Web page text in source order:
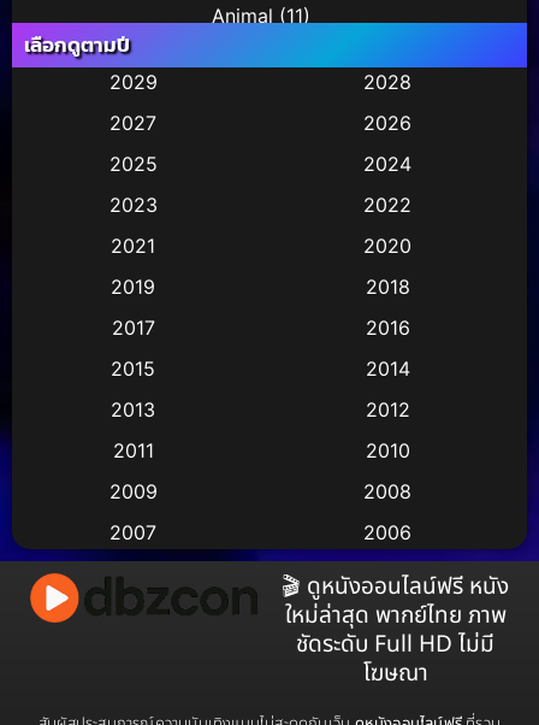
Animal (11)
Animation การ์ตูน(245)
Based on a True Story สร้างจากเรื่องจริง (3)
Based on a True Story เรื่องจริง(38)
Based on a True Story เรื่องจริง(73)
เลือกดูตามปี
2029
2028
2027
2026
2025
2024
2023
2022
2021
2020
2019
2018
2017
2016
2015
2014
2013
2012
2011
2010
2009
2008
2007
2006
2005
2004
2003
2002
2000
🎬 ดูหนังออนไลน์ฟรี หนัง
ใหม่ล่าสุด พากย์ไทย ภาพ
ชัดระดับ Full HD ไม่มี
โฆษณา